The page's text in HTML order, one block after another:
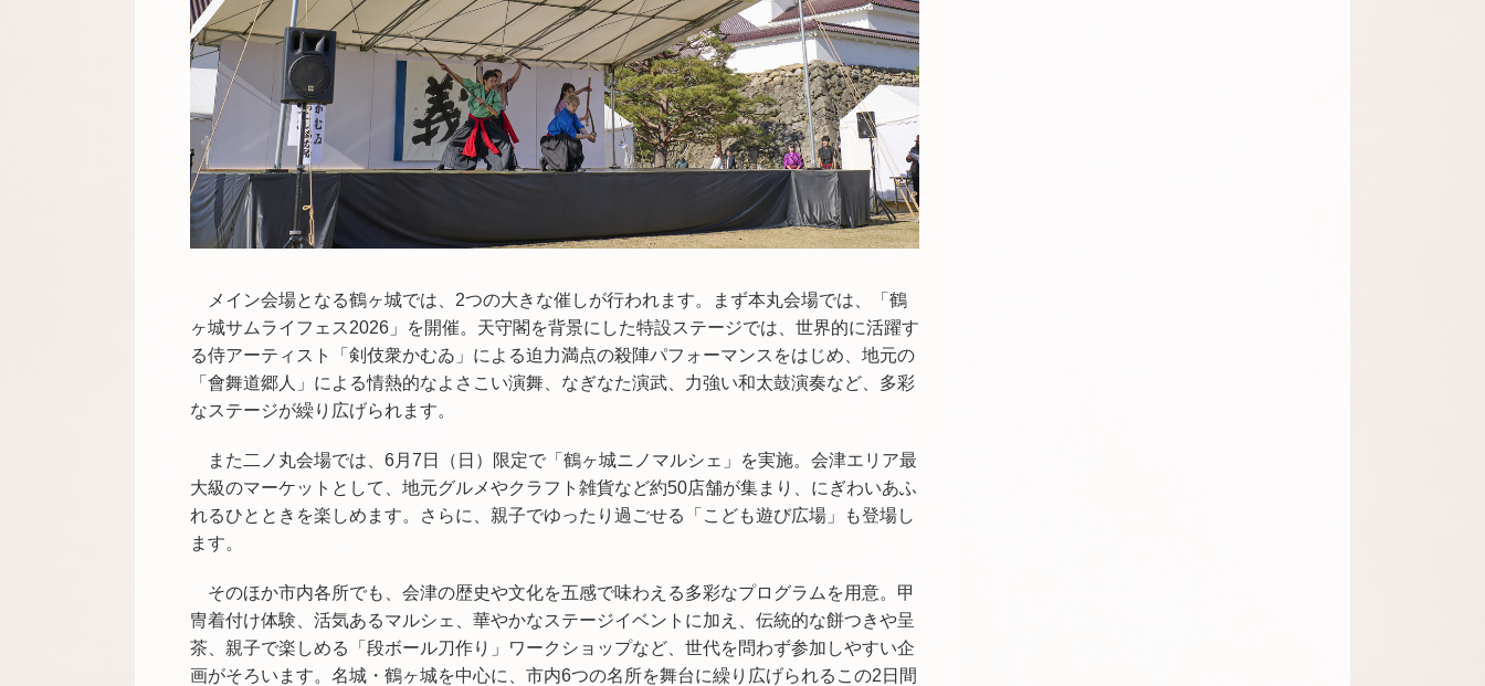
メイン会場となる鶴ヶ城では、2つの大きな催しが行われます。まず本丸会場では、「鶴
ヶ城サムライフェス2026」を開催。天守閣を背景にした特設ステージでは、世界的に活躍す
る侍アーティスト「剣伎衆かむゐ」による迫力満点の殺陣パフォーマンスをはじめ、地元の
「會舞道郷人」による情熱的なよさこい演舞、なぎなた演武、力強い和太鼓演奏など、多彩
なステージが繰り広げられます。
また二ノ丸会場では、6月7日（日）限定で「鶴ヶ城ニノマルシェ」を実施。会津エリア最
大級のマーケットとして、地元グルメやクラフト雑貨など約50店舗が集まり、にぎわいあふ
れるひとときを楽しめます。さらに、親子でゆったり過ごせる「こども遊び広場」も登場し
ます。
そのほか市内各所でも、会津の歴史や文化を五感で味わえる多彩なプログラムを用意。甲
冑着付け体験、活気あるマルシェ、華やかなステージイベントに加え、伝統的な餅つきや呈
茶、親子で楽しめる「段ボール刀作り」ワークショップなど、世代を問わず参加しやすい企
画がそろいます。名城・鶴ヶ城を中心に、市内6つの名所を舞台に繰り広げられるこの2日間